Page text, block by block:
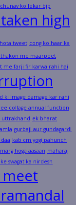
ko lekar bjp
high
tweet cong ko haar ka
me maarpeet
me farji fir karwa rahi hai
ki image damage kar rahi
collage annual function
uttrakhand ek bharat
gurbaji aur gundagardi
kab cm yogi pahunch
hoga aasaan maharaj
swagat ka nirdesh